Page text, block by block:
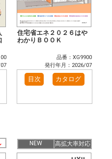
住宅省エネ２０２６はや
わかりＢＯＯＫ
品番：XG9900
発行年月：2026/07
目次 カタログ
NEW 高拡大率対応